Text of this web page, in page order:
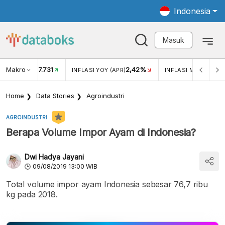
Indonesia
Masuk
Makro
USD/IDR 17.731 INFLASI YOY (APR)2,42% INFLASI MOM (APR)
Home Data Stories Agroindustri
AGROINDUSTRI
Berapa Volume Impor Ayam di Indonesia?
Dwi Hadya Jayani
09/08/2019 13:00 WIB
Total volume impor ayam Indonesia sebesar 76,7 ribu
kg pada 2018.